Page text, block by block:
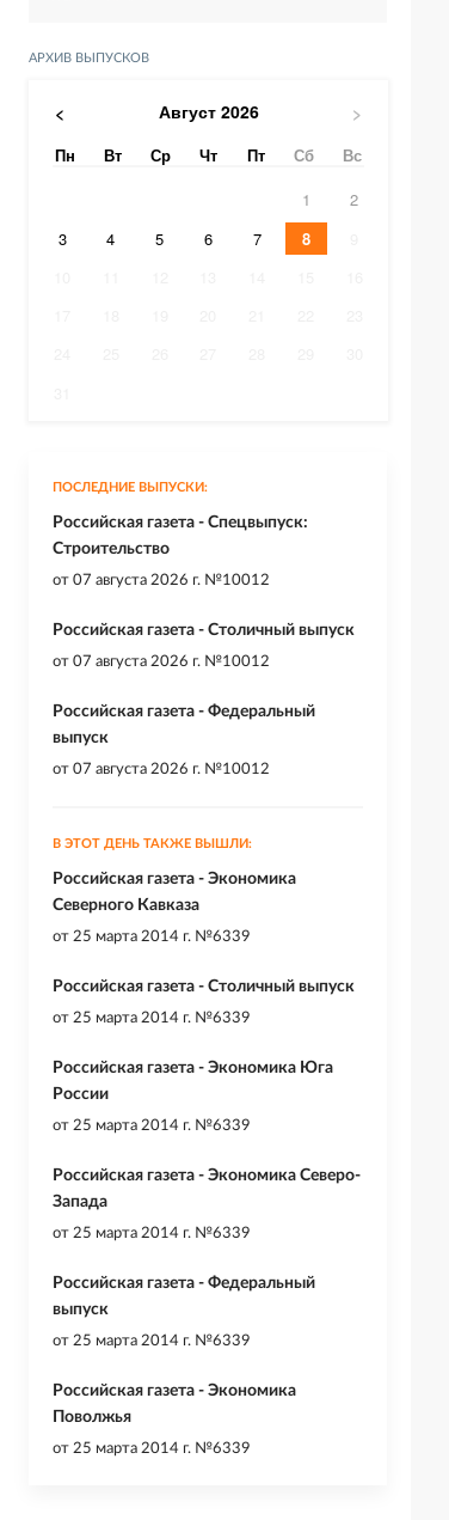
АРХИВ ВЫПУСКОВ
< Август 2026 >
Пн Вт Ср Чт Пт Сб
Вс
1
2
3
4 5 6 7 8
ПОСЛЕДНИЕ ВЫПУСКИ:
Российская газета - Спецвыпуск:
Строительство
от 07 августа 2026 г. №10012
Российская газета - Столичный выпуск
от 07 августа 2026 г. №10012
Российская газета - Федеральный
выпуск
от 07 августа 2026 г. №10012
В ЭТОТ ДЕНЬ ТАКЖЕ ВЫШЛИ:
Российская газета - Экономика
Северного Кавказа
от 25 марта 2014 г. №6339
Российская газета - Столичный выпуск
от 25 марта 2014 г. №6339
Российская газета - Экономика Юга
России
от 25 марта 2014 г. №6339
Российская газета - Экономика Северо-
Запада
от 25 марта 2014 г. №6339
Российская газета - Федеральный
выпуск
от 25 марта 2014 г. №6339
Российская газета - Экономика
Поволжья
от 25 марта 2014 г. №6339